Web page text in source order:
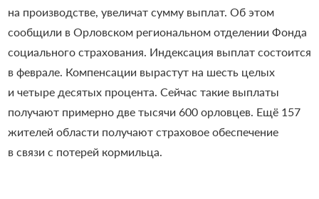
на производстве, увеличат сумму выплат. Об этом
сообщили в Орловском региональном отделении Фонда
социального страхования. Индексация выплат состоится
в феврале. Компенсации вырастут на шесть целых
и четыре десятых процента. Сейчас такие выплаты
получают примерно две тысячи 600 орловцев. Ещё 157
жителей области получают страховое обеспечение
в связи с потерей кормильца.